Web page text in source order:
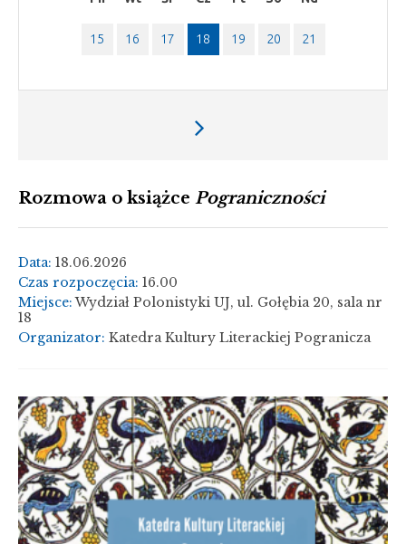
15 16 17 18 19 20 21
Następny
Rozmowa o książce Pograniczności
Data: 18.06.2026
Czas rozpoczęcia: 16.00
Miejsce: Wydział Polonistyki UJ, ul. Gołębia 20, sala nr
18
Organizator: Katedra Kultury Literackiej Pogranicza